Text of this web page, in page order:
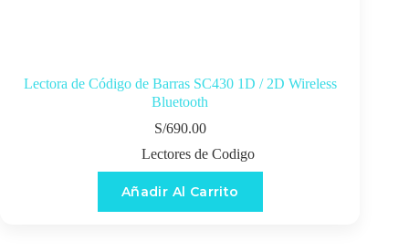
Lectora de Código de Barras SC430 1D / 2D Wireless
Bluetooth
S/690.00
Lectores de Codigo
Añadir Al Carrito